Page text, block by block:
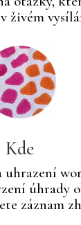
živém
Kde
uhrazení
úhrady
záznam